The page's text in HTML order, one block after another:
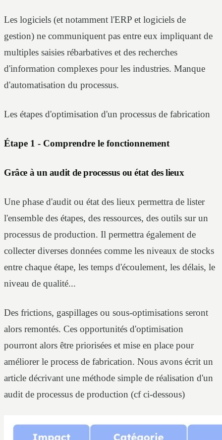
Les logiciels (et notamment l'ERP et logiciels de
gestion) ne communiquent pas entre eux impliquant de
multiples saisies rébarbatives et des recherches
d'information complexes pour les industries. Manque
d'automatisation du processus.
Les étapes d'optimisation d'un processus de fabrication
Étape 1 - Comprendre le fonctionnement
Grâce à un audit de processus ou état des lieux
Une phase d'audit ou état des lieux permettra de lister
l'ensemble des étapes, des ressources, des outils sur un
processus de production. Il permettra également de
collecter diverses données comme les niveaux de stocks
entre chaque étape, les temps d'écoulement, les délais, le
niveau de qualité...
Des frictions, gaspillages ou sous-optimisations seront
alors remontés. Ces opportunités d'optimisation
pourront alors être priorisées et mise en place pour
améliorer le process de fabrication. Nous avons écrit un
article décrivant une méthode simple de réalisation d'un
audit de processus de production (cf ci-dessous)